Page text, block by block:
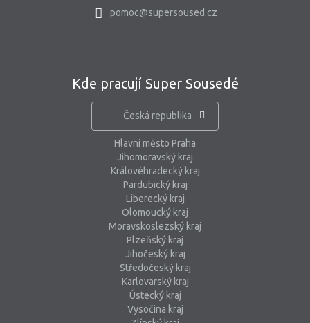
pomoc@supersoused.cz
Kde pracují Super Sousedé
Česká republika
Hlavní město Praha
Jihomoravský kraj
Královéhradecký kraj
Pardubický kraj
Liberecký kraj
Olomoucký kraj
Moravskoslezský kraj
Plzeňský kraj
Jihočeský kraj
Středočeský kraj
Karlovarský kraj
Ústecký kraj
Vysočina kraj